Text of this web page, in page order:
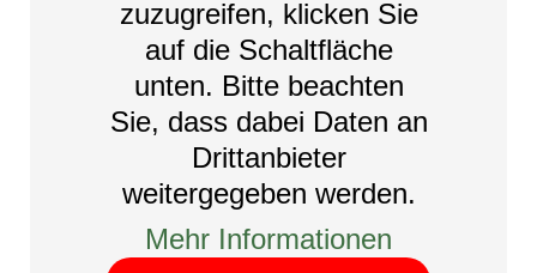
zuzugreifen, klicken Sie
auf die Schaltfläche
unten. Bitte beachten
Sie, dass dabei Daten an
Drittanbieter
weitergegeben werden.
Mehr Informationen